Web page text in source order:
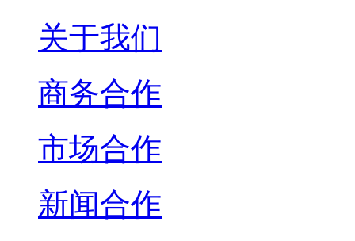
关于我们
商务合作
市场合作
新闻合作